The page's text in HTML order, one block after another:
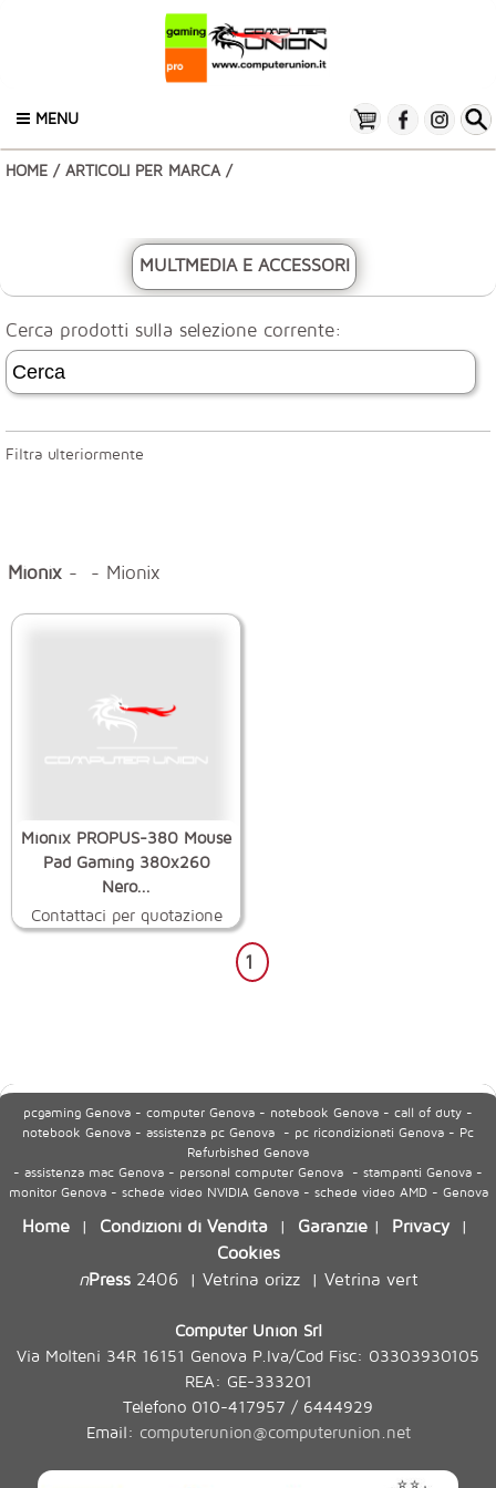
MENU
HOME / ARTICOLI PER MARCA /
MULTMEDIA E ACCESSORI
Cerca prodotti sulla selezione corrente:
Filtra ulteriormente
Mionix - - Mionix
Mionix PROPUS-380 Mouse
Pad Gaming 380x260
Nero...
Contattaci per quotazione
1
pcgaming Genova - computer Genova - notebook Genova - call of duty -
notebook Genova - assistenza pc Genova - pc ricondizionati Genova - Pc
Refurbished Genova
- assistenza mac Genova - personal computer Genova - stampanti Genova -
monitor Genova - schede video NVIDIA Genova - schede video AMD - Genova
Home | Condizioni di Vendita | Garanzie | Privacy|
Cookies
nPress2406| Vetrina orizz| Vetrina vert
Computer Union Srl
Via Molteni 34R 16151 Genova P.Iva/Cod Fisc: 03303930105
REA: GE-333201
Telefono 010-417957 / 6444929
Email: computerunion@computerunion.net